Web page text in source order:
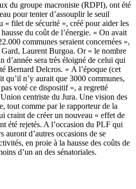
du groupe macroniste (RDPI), ont été
pour tenter d’assouplir le seuil
« filet de sécurité », créé pour aider les
du coût de l’énergie. « On avait
communes seraient concernées »,
Laurent Burgoa. Or « le nombre
d’année sera très éloigné de celui qui
Bernard Delcros. « A l’époque (cet
qu’il n’y aurait que 3000 communes,
voté ce dispositif », a regretté
centriste du Jura. Une vision des
tout comme par le rapporteur de la
craint de créer un nouveau « effet de
été rejetés. A l’occasion du PLF qui
auront d’autres occasions de se
en proie à la hausse des coûts de
d’un an des sénatoriales.